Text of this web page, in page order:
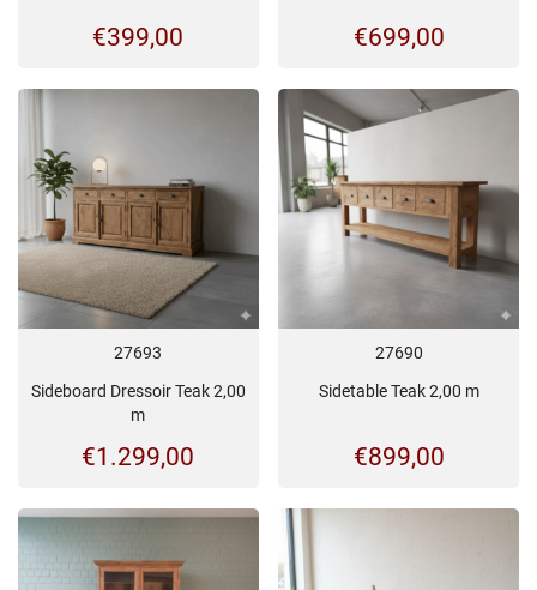
€399,00 €699,00
27693
Sideboard Dressoir Teak 2,00
m
€1.299,00
27690
Sidetable Teak 2,00 m
€899,00